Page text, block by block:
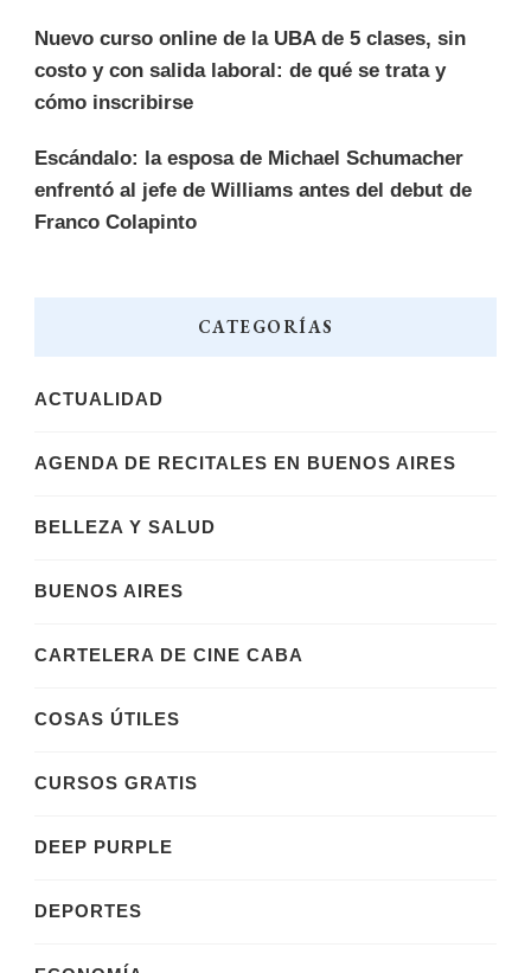
Nuevo curso online de la UBA de 5 clases, sin
costo y con salida laboral: de qué se trata y
cómo inscribirse
Escándalo: la esposa de Michael Schumacher
enfrentó al jefe de Williams antes del debut de
Franco Colapinto
CATEGORÍAS
ACTUALIDAD
AGENDA DE RECITALES EN BUENOS AIRES
BELLEZA Y SALUD
BUENOS AIRES
CARTELERA DE CINE CABA
COSAS ÚTILES
CURSOS GRATIS
DEEP PURPLE
DEPORTES